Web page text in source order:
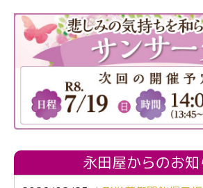
永田屋からのお